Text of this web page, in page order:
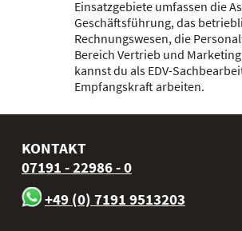
Einsatzgebiete umfassen die
Geschäftsführung, das
Rechnungswesen, die
Bereich Vertrieb und
kannst du als EDV-
Empfangskraft arbeiten.
KONTAKT
07191 - 22986 - 0
+49 (0) 7191 9513203